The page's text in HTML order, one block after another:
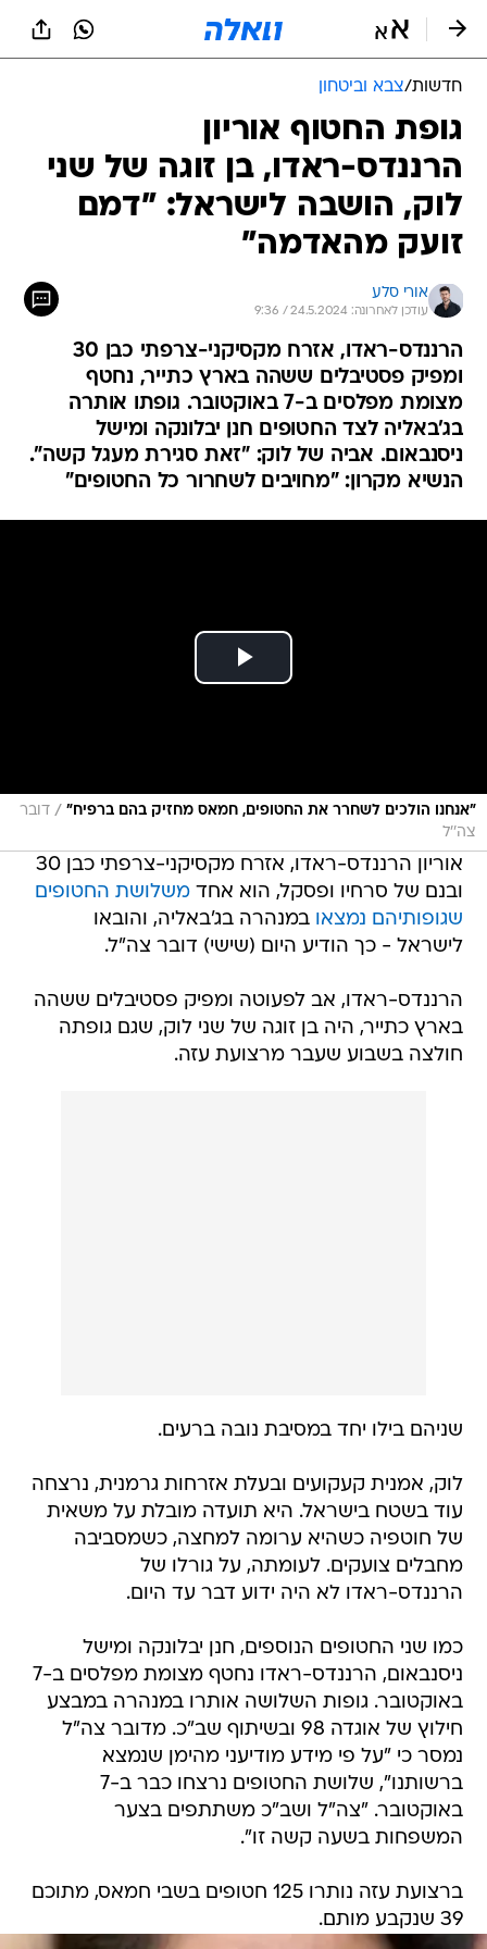
חדשות/צבא וביטחון
גופת החטוף אוריון
הרננדס-ראדו, בן זוגה של שני
לוק, הושבה לישראל: "דמם
זועק מהאדמה"
אורי סלע
עודכן לאחרונה: 24.5.2024 / 9:36
הרננדס-ראדו, אזרח מקסיקני-צרפתי כבן 30
ומפיק פסטיבלים ששהה בארץ כתייר, נחטף
מצומת מפלסים ב-7 באוקטובר. גופתו אותרה
בג'באליה לצד החטופים חנן יבלונקה ומישל
ניסנבאום. אביה של לוק: "זאת סגירת מעגל קשה".
הנשיא מקרון: "מחויבים לשחרור כל החטופים"
"אנחנו הולכים לשחרר את החטופים, חמאס מחזיק בהם ברפיח" / דובר
צה''ל
אוריון הרננדס-ראדו, אזרח מקסיקני-צרפתי כבן 30
ובנם של סרחיו ופסקל, הוא אחדמשלושת החטופים
שגופותיהם נמצאו במנהרה בג'באליה, והובאו
לישראל - כך הודיע היום (שישי) דובר צה"ל.
הרננדס-ראדו, אב לפעוטה ומפיק פסטיבלים ששהה
בארץ כתייר, היה בן זוגה של שני לוק, שגם גופתה
חולצה בשבוע שעבר מרצועת עזה.
שניהם בילו יחד במסיבת נובה ברעים.
לוק, אמנית קעקועים ובעלת אזרחות גרמנית, נרצחה
עוד בשטח בישראל. היא תועדה מובלת על משאית
של חוטפיה כשהיא ערומה למחצה, כשמסביבה
מחבלים צועקים. לעומתה, על גורלו של
הרננדס-ראדו לא היה ידוע דבר עד היום.
כמו שני החטופים הנוספים, חנן יבלונקה ומישל
ניסנבאום, הרננדס-ראדו נחטף מצומת מפלסים ב-7
באוקטובר. גופות השלושה אותרו במנהרה במבצע
חילוץ של אוגדה 98 ובשיתוף שב"כ. מדובר צה"ל
נמסר כי "על פי מידע מודיעני מהימן שנמצא
ברשותנו", שלושת החטופים נרצחו כבר ב-7
באוקטובר. "צה"ל ושב"כ משתתפים בצער
המשפחות בשעה קשה זו".
ברצועת עזה נותרו 125 חטופים בשבי חמאס, מתוכם
39 שנקבע מותם.